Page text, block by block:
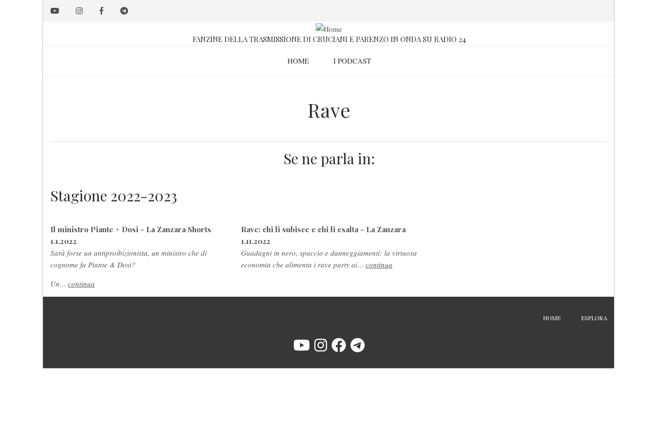
FANZINE DELLA TRASMISSIONE DI CRUCIANI E PARENZO IN ONDA SU RADIO 24
HOME I PODCAST
Rave
Se ne parla in:
Stagione 2022-2023
Il ministro Piante + Dosi - La Zanzara Shorts
1.1.2022
Sarà forse un antiproibizionista, un ministro che di
cognome fa Piante & Dosi?
Un… continua
Rave: chi li subisce e chi li esalta - La Zanzara
1.11.2022
Guadagni in nero, spaccio e danneggiamenti: la virtuosa
economia che alimenta i rave party ai… continua
HOME ESPLORA